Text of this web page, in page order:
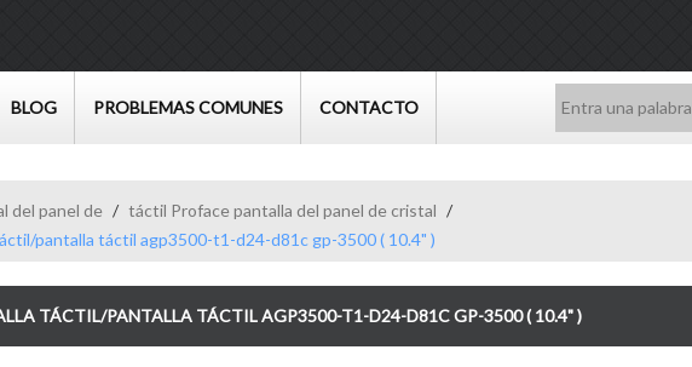
BLOG PROBLEMAS COMUNES CONTACTO
del panel de / táctil Proface pantalla del panel de cristal /
pantalla táctil agp3500-t1-d24-d81c gp-3500 ( 10.4" )
TÁCTIL/PANTALLA TÁCTIL AGP3500-T1-D24-D81C GP-3500 ( 10.4" )